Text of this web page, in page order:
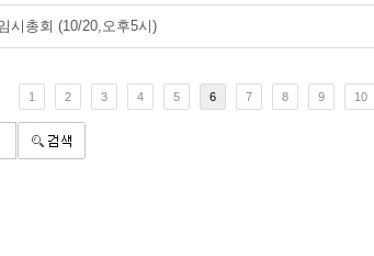
시총회 (10/20,오후5시)
1 2 3 4 5 6 7 8 9 10